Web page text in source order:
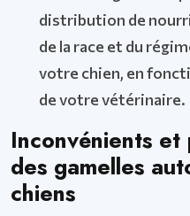
distribution de
de la race et du
votre chien, en
de votre vétérinaire.
Inconvénients et
des gamelles
chiens